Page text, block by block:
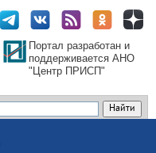
Портал разработан и
поддерживается АНО
"Центр ПРИСП"